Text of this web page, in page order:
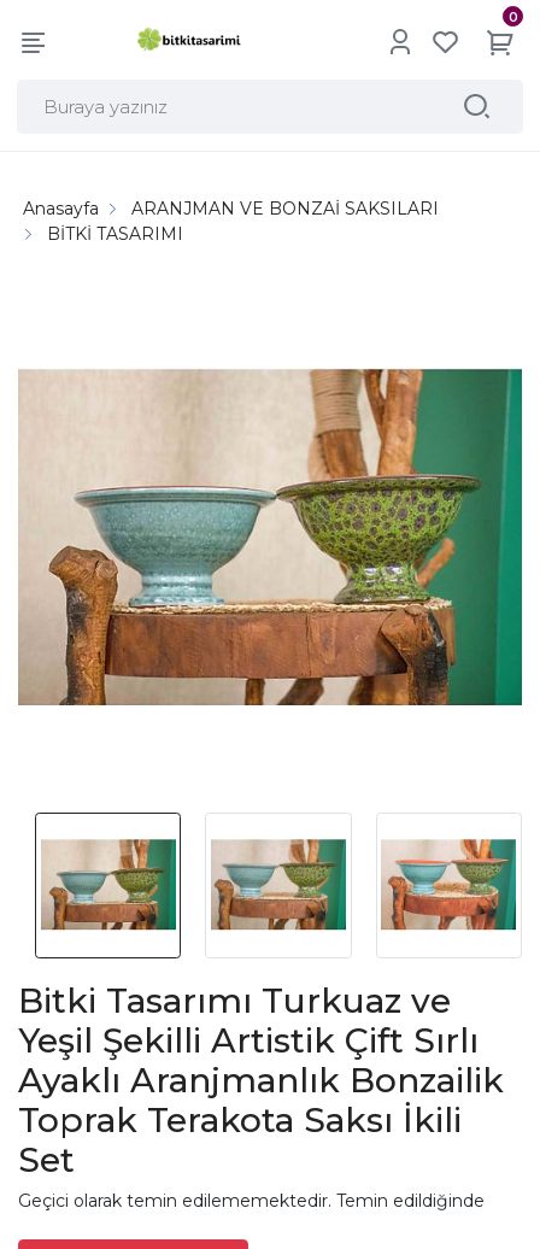
0
Anasayfa
ARANJMAN VE BONZAİ SAKSILARI
BİTKİ TASARIMI
Bitki Tasarımı Turkuaz ve
Yeşil Şekilli Artistik Çift Sırlı
Ayaklı Aranjmanlık Bonzailik
Toprak Terakota Saksı İkili
Set
Geçici olarak temin edilememektedir. Temin edildiğinde